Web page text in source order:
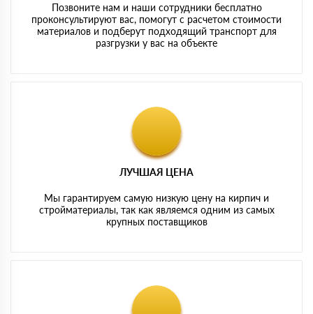
Позвоните нам и наши сотрудники бесплатно
проконсультируют вас, помогут с расчетом стоимости
материалов и подберут подходящий транспорт для
разгрузки у вас на объекте
ЛУЧШАЯ ЦЕНА
Мы гарантируем самую низкую цену на кирпич и
стройматериалы, так как являемся одним из самых
крупных поставщиков